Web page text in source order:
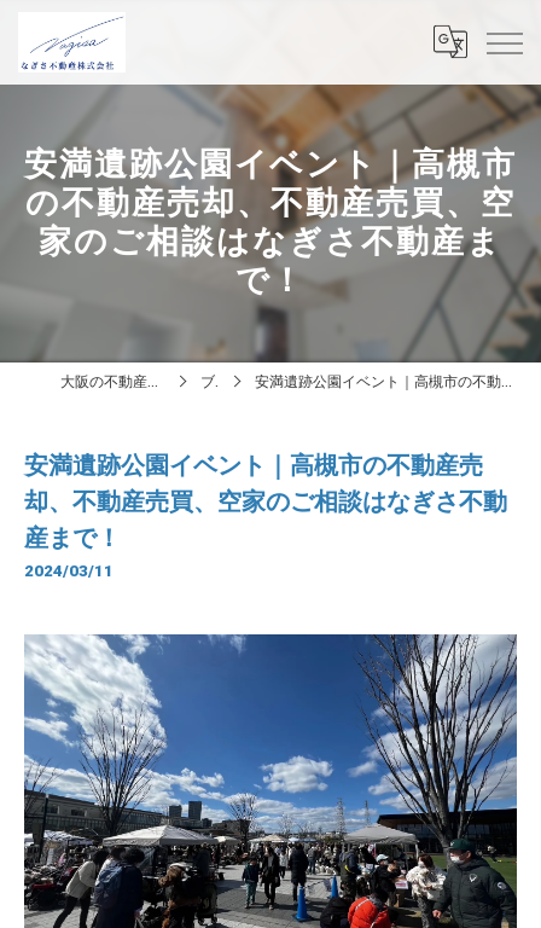
安満遺跡公園イベント｜高槻市
の不動産売却、不動産売買、空
家のご相談はなぎさ不動産ま
で！
大阪の不動産はなぎさ不動産株式会社 ブログ 安満遺跡公園イベント｜高槻市の不動産売却、不動産売買、空家のご相談はなぎさ不動産まで！
安満遺跡公園イベント｜高槻市の不動産売
却、不動産売買、空家のご相談はなぎさ不動
産まで！
2024/03/11